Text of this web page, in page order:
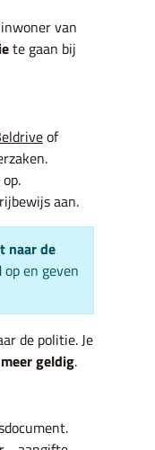
van
te gaan bij
of
op.
aan.
naar de
op en geven
de politie. Je
geldig.